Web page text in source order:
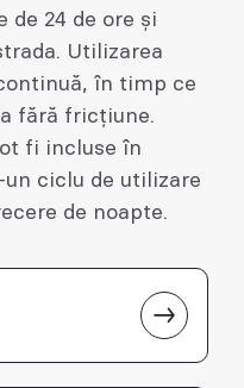
de 24 de ore și
Utilizarea
în timp ce
fără fricțiune.
fi incluse în
ciclu de utilizare
de noapte.